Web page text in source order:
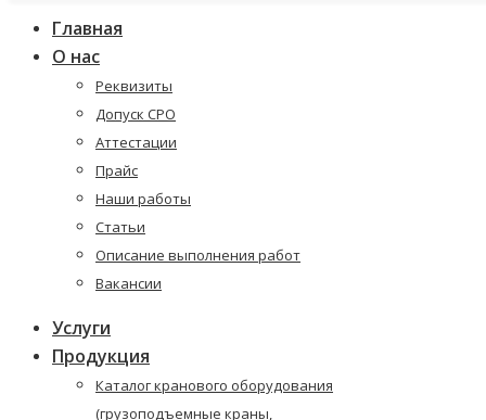
Главная
О нас
Реквизиты
Допуск СРО
Аттестации
Прайс
Наши работы
Статьи
Описание выполнения работ
Вакансии
Услуги
Продукция
Каталог кранового оборудования
(грузоподъемные краны,